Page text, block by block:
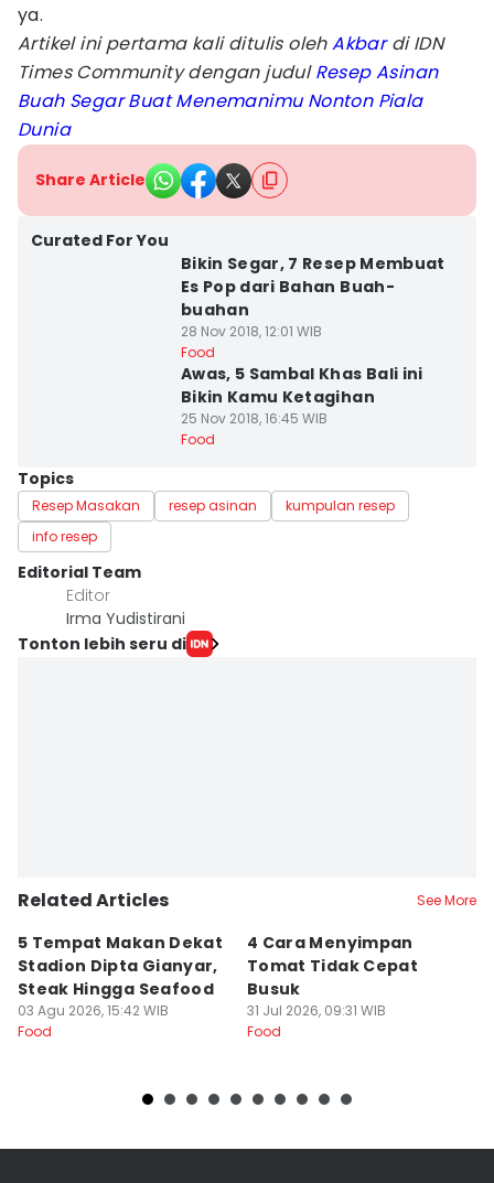
ya.
Artikel ini pertama kali ditulis olehAkbardi IDN
Times Community dengan judulResep Asinan
Buah Segar Buat Menemanimu Nonton Piala
Dunia
Share Article
Curated For You
Bikin Segar, 7 Resep Membuat
Es Pop dari Bahan Buah-
buahan
28 Nov 2018, 12:01 WIB
Food
Awas, 5 Sambal Khas Bali ini
Bikin Kamu Ketagihan
25 Nov 2018, 16:45 WIB
Food
Topics
Resep Masakan resep asinan
kumpulan resep
info resep
Editorial Team
Editor
Irma Yudistirani
Tonton lebih seru di
Related Articles See More
5 Tempat Makan Dekat
Stadion Dipta Gianyar,
Steak Hingga Seafood
03 Agu 2026, 15:42 WIB
Food
4 Cara Menyimpan
Tomat Tidak Cepat
Busuk
31 Jul 2026, 09:31 WIB
Food